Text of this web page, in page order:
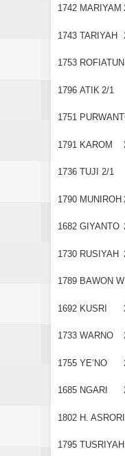
1742 MARIYAM
1743 TARIYAH
1753 ROFIATUN
1796 ATIK 2/1
1751
1791 KAROM
1736 TUJI 2/1
1790 MUNIROH
1682 GIYANTO
1730 RUSIYAH
1789 BAWON
1692 KUSRI
1733 WARNO
1755 YE’NO
1685 NGARI
1802 H.
1795 TUSRIYAH